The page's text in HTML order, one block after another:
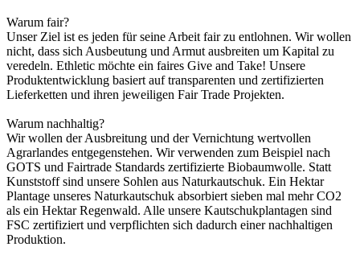
Warum fair?
Unser Ziel ist es jeden für seine Arbeit fair zu entlohnen. Wir wollen
nicht, dass sich Ausbeutung und Armut ausbreiten um Kapital zu
veredeln. Ethletic möchte ein faires Give and Take! Unsere
Produktentwicklung basiert auf transparenten und zertifizierten
Lieferketten und ihren jeweiligen Fair Trade Projekten.
Warum nachhaltig?
Wir wollen der Ausbreitung und der Vernichtung wertvollen
Agrarlandes entgegenstehen. Wir verwenden zum Beispiel nach
GOTS und Fairtrade Standards zertifizierte Biobaumwolle. Statt
Kunststoff sind unsere Sohlen aus Naturkautschuk. Ein Hektar
Plantage unseres Naturkautschuk absorbiert sieben mal mehr CO2
als ein Hektar Regenwald. Alle unsere Kautschukplantagen sind
FSC zertifiziert und verpflichten sich dadurch einer nachhaltigen
Produktion.